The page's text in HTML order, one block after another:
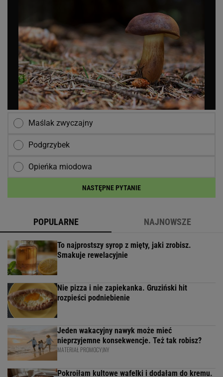
Maślak zwyczajny
Podgrzybek
Opieńka miodowa
NASTĘPNE PYTANIE
POPULARNE NAJNOWSZE
To najprostszy syrop z mięty, jaki zrobisz.
Smakuje rewelacyjnie
Nie pizza i nie zapiekanka. Gruziński hit
rozpieści podniebienie
Jeden wakacyjny nawyk może mieć
nieprzyjemne konsekwencje. Też tak robisz?
MATERIAŁ PROMOCYJNY
Pokroiłam kultowe wafelki i dodałam do kremu.